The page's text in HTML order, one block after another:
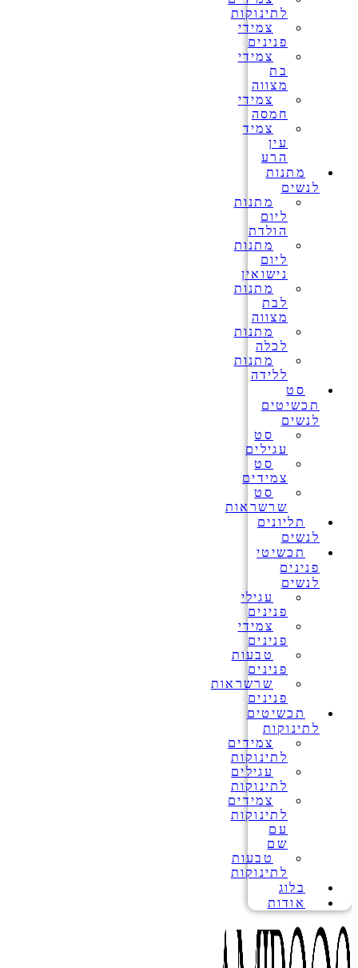
לתינוקות
צמידי
פנינים
צמידי
בת
מצווה
צמידי
חמסה
צמיד
עין
הרע
מתנות
לנשים
מתנות
ליום
הולדת
מתנות
ליום
נישואין
מתנות
לבת
מצווה
מתנות
לכלה
מתנות
ללידה
סט
תכשיטים
לנשים
סט
עגילים
סט
צמידים
סט
שרשראות
תליונים
לנשים
תכשיטי
פנינים
לנשים
עגילי
פנינים
צמידי
פנינים
טבעות
פנינים
שרשראות
פנינים
תכשיטים
לתינוקות
צמידים
לתינוקות
עגילים
לתינוקות
צמידים
לתינוקות
עם
שם
טבעות
לתינוקות
בלוג
אודות